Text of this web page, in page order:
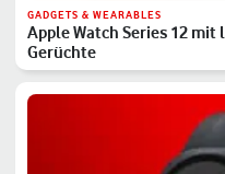
GADGETS & WEARABLES
Apple Watch Series 12
Gerüchte